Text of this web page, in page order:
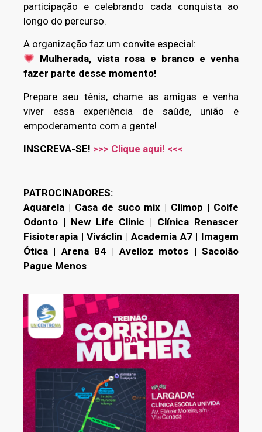
participação e celebrando cada conquista ao
longo do percurso.
A organização faz um convite especial:
Mulherada, vista rosa e branco e venha
fazer parte desse momento!
Prepare seu tênis, chame as amigas e venha
viver essa experiência de saúde, união e
empoderamento com a gente!
INSCREVA-SE! >>> Clique aqui! <<<
PATROCINADORES:
Aquarela | Casa de suco mix | Climop | Coife
Odonto | New Life Clinic | Clínica Renascer
Fisioterapia | Viváclin | Academia A7 | Imagem
Ótica | Arena 84 | Avelloz motos | Sacolão
Pague Menos